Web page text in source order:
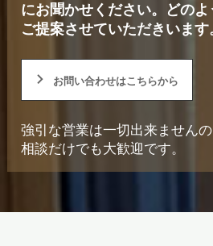
にお聞かせください。
どの
ご提案させていただきいます
お問い合わせはこちらから
強引な営業は一切出来ませんの
相談だけでも大歓迎です。